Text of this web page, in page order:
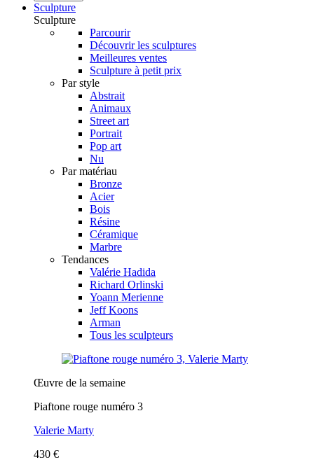
Sculpture
Sculpture
Parcourir
Découvrir les sculptures
Meilleures ventes
Sculpture à petit prix
Par style
Abstrait
Animaux
Street art
Portrait
Pop art
Nu
Par matériau
Bronze
Acier
Bois
Résine
Céramique
Marbre
Tendances
Valérie Hadida
Richard Orlinski
Yoann Merienne
Jeff Koons
Arman
Tous les sculpteurs
Œuvre de la semaine
Piaftone rouge numéro 3
Valerie Marty
430 €